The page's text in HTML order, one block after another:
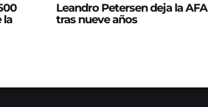
la
Leandro Petersen deja la AFA
tras nueve años